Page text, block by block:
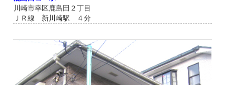
川崎市幸区鹿島田２丁目
ＪＲ線 新川崎駅 ４分